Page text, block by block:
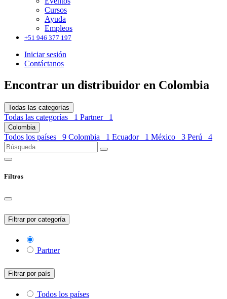
Cursos
Ayuda
Empleos
+51 946 377 197
Iniciar sesión
Contáctanos
Encontrar un distribuidor en Colombia
Todas las categorías
Todas las categorías 1 Partner 1
Colombia
Todos los países 9 Colombia 1 Ecuador 1 México 3 Perú 4
Filtros
Filtrar por categoría
Partner
Filtrar por país
Todos los países